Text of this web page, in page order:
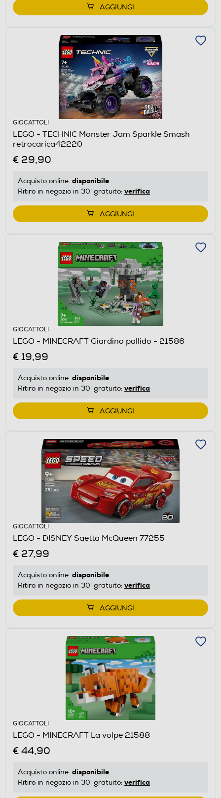
AGGIUNGI
GIOCATTOLI
LEGO - TECHNIC Monster Jam Sparkle Smash
retrocarica42220
€ 29,90
Acquisto online: disponibile
Ritiro in negozio in 30' gratuito: verifica
AGGIUNGI
GIOCATTOLI
LEGO - MINECRAFT Giardino pallido - 21586
€ 19,99
Acquisto online: disponibile
Ritiro in negozio in 30' gratuito: verifica
AGGIUNGI
GIOCATTOLI
LEGO - DISNEY Saetta McQueen 77255
€ 27,99
Acquisto online: disponibile
Ritiro in negozio in 30' gratuito: verifica
AGGIUNGI
GIOCATTOLI
LEGO - MINECRAFT La volpe 21588
€ 44,90
Acquisto online: disponibile
Ritiro in negozio in 30' gratuito: verifica